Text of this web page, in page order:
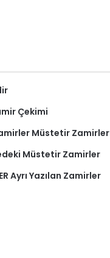
Çekimi
Müstetir Zamirler
Müstetir Zamirler
Ayrı Yazılan Zamirler